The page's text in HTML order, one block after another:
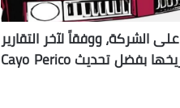
أضف الى ذلك ان الأرباح الكبيرة والعوائد المالية الضخمة التي مازالت تدرها GTA 5 على الشركة، ووفقاً لآخر التقارير
حول اللعبة، حققت اللعبة أعلى أرباح رقمية في تاريخها بفضل تحديث Cayo Perico